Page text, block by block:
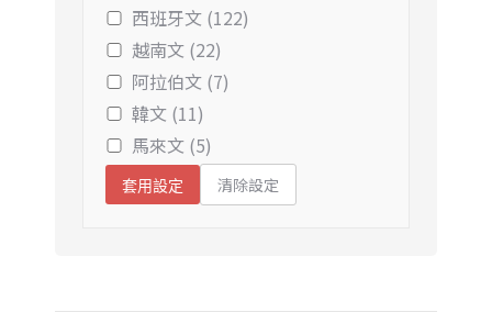
西班牙文 (122)
越南文 (22)
阿拉伯文 (7)
韓文 (11)
馬來文 (5)
套用設定 清除設定